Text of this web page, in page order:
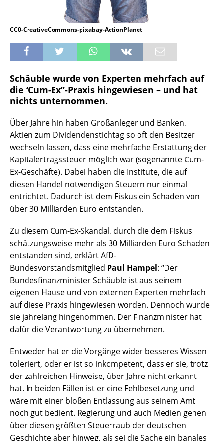
CC0-CreativeCommons-pixabay-ActionPlanet
Schäuble wurde von Experten mehrfach auf
die ‘Cum-Ex”-Praxis hingewiesen – und hat
nichts unternommen.
Über Jahre hin haben Großanleger und Banken,
Aktien zum Dividendenstichtag so oft den Besitzer
wechseln lassen, dass eine mehrfache Erstattung der
Kapitalertragssteuer möglich war (sogenannte Cum-
Ex-Geschäfte). Dabei haben die Institute, die auf
diesen Handel notwendigen Steuern nur einmal
entrichtet. Dadurch ist dem Fiskus ein Schaden von
über 30 Milliarden Euro entstanden.
Zu diesem Cum-Ex-Skandal, durch die dem Fiskus
schätzungsweise mehr als 30 Milliarden Euro Schaden
entstanden sind, erklärt AfD-
Bundesvorstandsmitglied Paul Hampel: “Der
Bundesfinanzminister Schäuble ist aus seinem
eigenen Hause und von externen Experten mehrfach
auf diese Praxis hingewiesen worden. Dennoch wurde
sie jahrelang hingenommen. Der Finanzminister hat
dafür die Verantwortung zu übernehmen.
Entweder hat er die Vorgänge wider besseres Wissen
toleriert, oder er ist so inkompetent, dass er sie, trotz
der zahlreichen Hinweise, über Jahre nicht erkannt
hat. In beiden Fällen ist er eine Fehlbesetzung und
wäre mit einer bloßen Entlassung aus seinem Amt
noch gut bedient. Regierung und auch Medien gehen
über diesen größten Steuerraub der deutschen
Geschichte aber hinweg, als sei die Sache ein banales